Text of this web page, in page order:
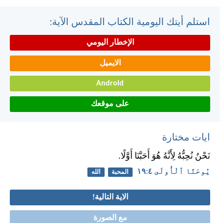
استلم أيتك اليومية الكتاب المقدس الآية:
الإخطار اليومي
الايميل
Android
على موقعك
ايات مختارة
نَحْنُ نُحِبُّهُ لِأَنَّهُ هُوَ أَحَبَّنَا أَوَّلًا.
يُوحَنَّا ٱلْأُولَى ٤:‏١٩ المحبة الله
الاية التالية!
مع الصورة